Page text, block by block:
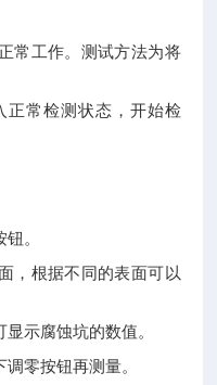
常工作。测试方法为将
正常检测状态，开始检
。
，根据不同的表面可以
示腐蚀坑的数值。
零按钮再测量。